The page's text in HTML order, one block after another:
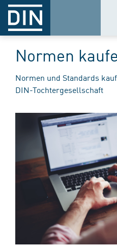
Normen
Normen und Standards
DIN-Tochtergesellschaft